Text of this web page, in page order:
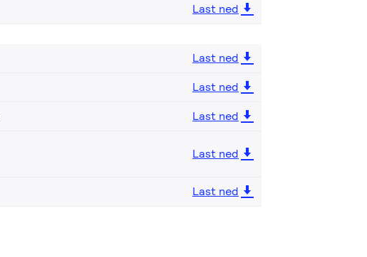
Last ned
Last ned
Last ned
Last ned
Last ned
Last ned